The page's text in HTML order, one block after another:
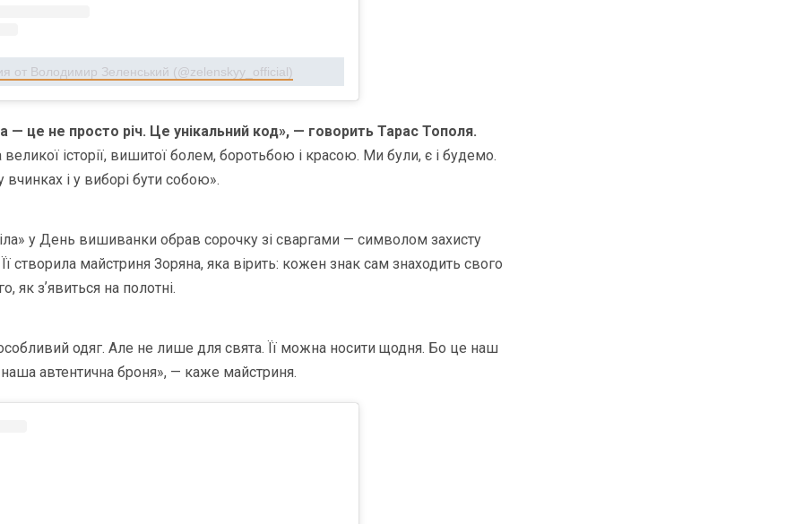
от Володимир Зеленський (@zelenskyy_official)
це не просто річ. Це унікальний код», — говорить Тарас Тополя.
історії, вишитої болем, боротьбою і красою. Ми були, є і будемо.
вчинках і у виборі бути собою».
у День вишиванки обрав сорочку зі сваргами — символом захисту
Її створила майстриня Зоряна, яка вірить: кожен знак сам знаходить свого
як зʼявиться на полотні.
одяг. Але не лише для свята. Її можна носити щодня. Бо це наш
наша автентична броня», — каже майстриня.